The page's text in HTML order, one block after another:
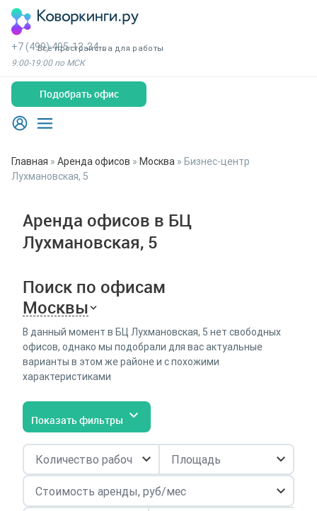
Все пространства для работы
+7 (499) 495-13-34
9:00-19:00 по МСК
Подобрать офис
Главная » Аренда офисов » Москва » Бизнес-центр
Лухмановская, 5
Аренда офисов в БЦ
Лухмановская, 5
Поиск по офисам
Москвы
В данный момент в БЦ Лухмановская, 5 нет свободных
офисов, однако мы подобрали для вас актуальные
варианты в этом же районе и с похожими
характеристиками
Показать фильтры